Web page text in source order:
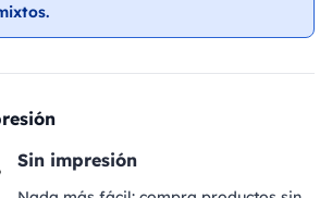
Sin impresión